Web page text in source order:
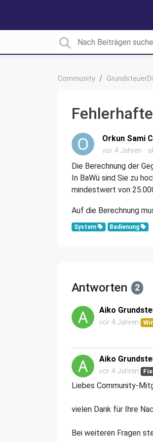
Community
Orkun Sami
vor 4 Jahren
Die Berechnung der
In BaWü sind Sie zu
mindestwert von
Auf die Berechnung
System Bedienung
Antworten 2
Aiko
vor 4 Jahren
Aiko
vor 4 Jahren
Liebes Community-
vielen Dank für Ihre
Bei weiteren Fragen